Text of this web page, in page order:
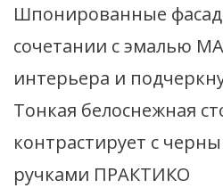
Шпонированные
сочетании с эмалью
интерьера и
Тонкая белоснежная
контрастирует с
ручками ПРАКТИКО